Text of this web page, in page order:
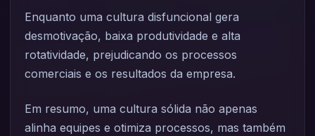
Enquanto uma cultura disfuncional gera
desmotivação, baixa produtividade e alta
rotatividade, prejudicando os processos
comerciais e os resultados da empresa.
Em resumo, uma cultura sólida não apenas
alinha equipes e otimiza processos, mas também